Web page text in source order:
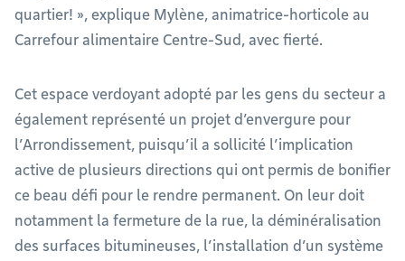
quartier! », explique Mylène, animatrice-horticole au
Carrefour alimentaire Centre-Sud, avec fierté.
Cet espace verdoyant adopté par les gens du secteur a
également représenté un projet d’envergure pour
l’Arrondissement, puisqu’il a sollicité l’implication
active de plusieurs directions qui ont permis de bonifier
ce beau défi pour le rendre permanent. On leur doit
notamment la fermeture de la rue, la déminéralisation
des surfaces bitumineuses, l’installation d’un système